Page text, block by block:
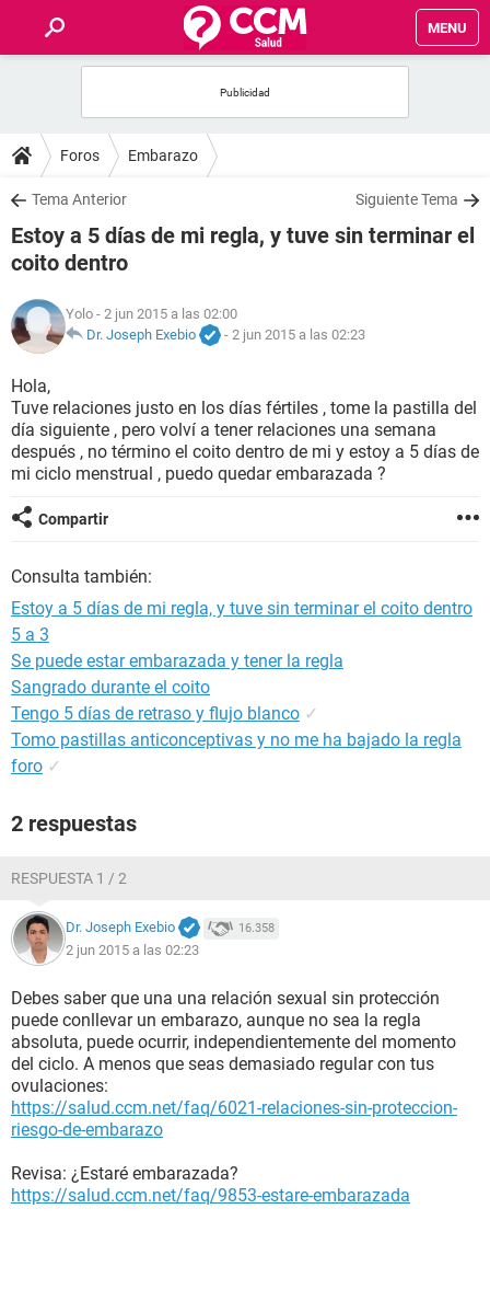
MENU
FOROS
SALUD
FAMILIA
NUTRICIÓN
SEXUALIDAD
GLOSARIO
Foros Embarazo
Tema Anterior Siguiente Tema
Estoy a 5 días de mi regla, y tuve sin terminar el
coito dentro
Yolo - 2 jun 2015 a las 02:00
Dr. Joseph Exebio
- 2 jun 2015 a las 02:23
Hola,
Tuve relaciones justo en los días fértiles , tome la pastilla del
día siguiente , pero volví a tener relaciones una semana
después , no término el coito dentro de mi y estoy a 5 días de
mi ciclo menstrual , puedo quedar embarazada ?
Compartir
Consulta también:
Estoy a 5 días de mi regla, y tuve sin terminar el coito dentro
5 a 3
Se puede estar embarazada y tener la regla
Sangrado durante el coito
Tengo 5 días de retraso y flujo blanco ✓
Tomo pastillas anticonceptivas y no me ha bajado la regla
foro ✓
2 respuestas
RESPUESTA 1 / 2
Dr. Joseph Exebio 16.358
2 jun 2015 a las 02:23
Debes saber que una una relación sexual sin protección
puede conllevar un embarazo, aunque no sea la regla
absoluta, puede ocurrir, independientemente del momento
del ciclo. A menos que seas demasiado regular con tus
ovulaciones:
https://salud.ccm.net/faq/6021-relaciones-sin-proteccion-
riesgo-de-embarazo
Revisa: ¿Estaré embarazada?
https://salud.ccm.net/faq/9853-estare-embarazada